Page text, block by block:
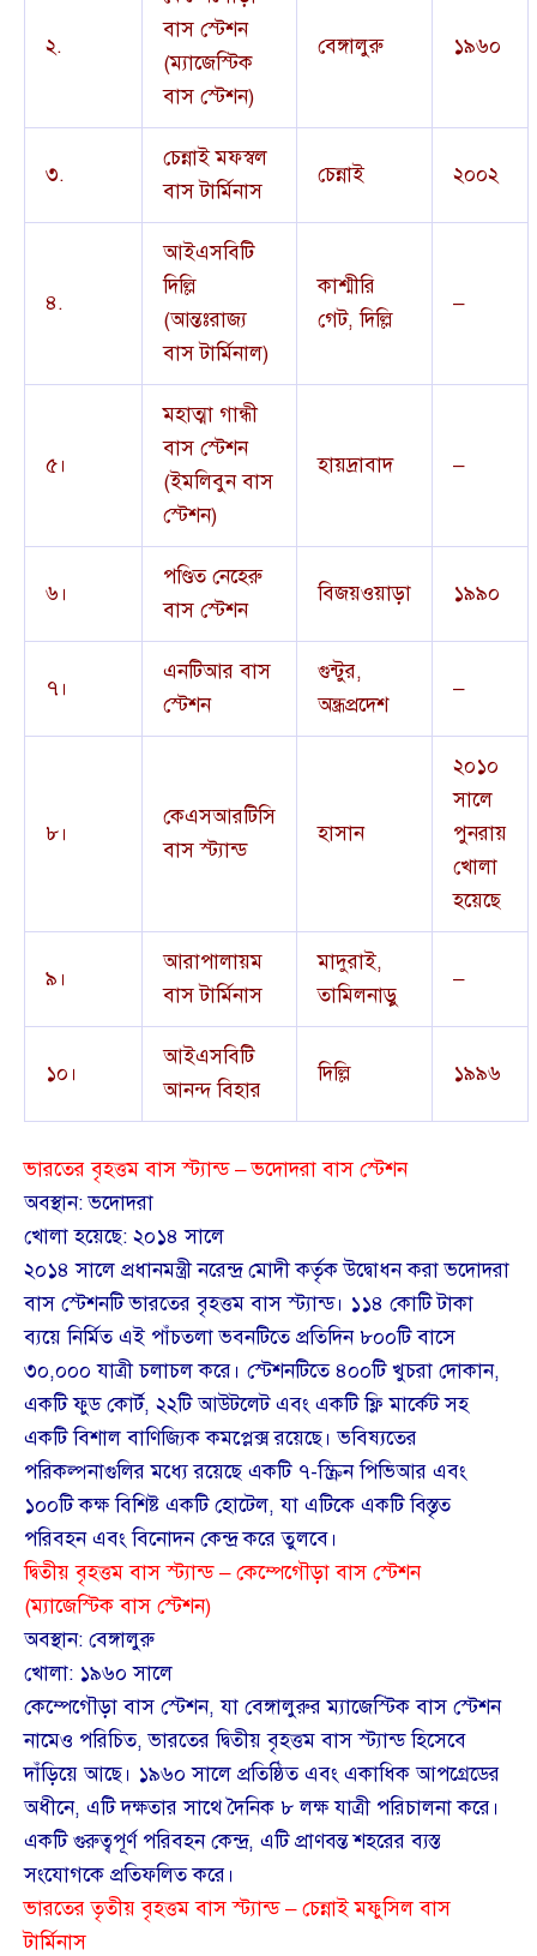
২.
বাস স্টেশন
(ম্যাজেস্টিক
বাস স্টেশন)
বেঙ্গালুরু ১৯৬০
৩.
চেন্নাই মফস্বল
বাস টার্মিনাস
চেন্নাই ২০০২
৪.
আইএসবিটি
দিল্লি
(আন্তঃরাজ্য
বাস টার্মিনাল)
কাশ্মীরি
গেট, দিল্লি
–
৫।
মহাত্মা গান্ধী
বাস স্টেশন
(ইমলিবুন বাস
স্টেশন)
হায়দ্রাবাদ –
৬।
পণ্ডিত নেহেরু
বাস স্টেশন
বিজয়ওয়াড়া ১৯৯০
৭।
এনটিআর বাস
স্টেশন
গুন্টুর,
অন্ধ্রপ্রদেশ
–
৮।
কেএসআরটিসি
বাস স্ট্যান্ড
হাসান
২০১০
সালে
পুনরায়
খোলা
হয়েছে
৯।
আরাপালায়ম
বাস টার্মিনাস
মাদুরাই,
তামিলনাড়ু
–
১০।
আইএসবিটি
আনন্দ বিহার
দিল্লি ১৯৯৬
ভারতের বৃহত্তম বাস স্ট্যান্ড – ভদোদরা বাস স্টেশন
অবস্থান: ভদোদরা
খোলা হয়েছে: ২০১৪ সালে
২০১৪ সালে প্রধানমন্ত্রী নরেন্দ্র মোদী কর্তৃক উদ্বোধন করা ভদোদরা
বাস স্টেশনটি ভারতের বৃহত্তম বাস স্ট্যান্ড। ১১৪ কোটি টাকা
ব্যয়ে নির্মিত এই পাঁচতলা ভবনটিতে প্রতিদিন ৮০০টি বাসে
৩০,০০০ যাত্রী চলাচল করে। স্টেশনটিতে ৪০০টি খুচরা দোকান,
একটি ফুড কোর্ট, ২২টি আউটলেট এবং একটি ফ্লি মার্কেট সহ
একটি বিশাল বাণিজ্যিক কমপ্লেক্স রয়েছে। ভবিষ্যতের
পরিকল্পনাগুলির মধ্যে রয়েছে একটি ৭-স্ক্রিন পিভিআর এবং
১০০টি কক্ষ বিশিষ্ট একটি হোটেল, যা এটিকে একটি বিস্তৃত
পরিবহন এবং বিনোদন কেন্দ্র করে তুলবে।
দ্বিতীয় বৃহত্তম বাস স্ট্যান্ড –কেম্পেগৌড়া বাস স্টেশন
(ম্যাজেস্টিক বাস স্টেশন)
অবস্থান: বেঙ্গালুরু
খোলা: ১৯৬০ সালে
কেম্পেগৌড়া বাস স্টেশন, যা বেঙ্গালুরুর ম্যাজেস্টিক বাস স্টেশন
নামেও পরিচিত, ভারতের দ্বিতীয় বৃহত্তম বাস স্ট্যান্ড হিসেবে
দাঁড়িয়ে আছে। ১৯৬০ সালে প্রতিষ্ঠিত এবং একাধিক আপগ্রেডের
অধীনে, এটি দক্ষতার সাথে দৈনিক ৮ লক্ষ যাত্রী পরিচালনা করে।
একটি গুরুত্বপূর্ণ পরিবহন কেন্দ্র, এটি প্রাণবন্ত শহরের ব্যস্ত
সংযোগকে প্রতিফলিত করে।
ভারতের তৃতীয় বৃহত্তম বাস স্ট্যান্ড – চেন্নাই মফুসিল বাস
টার্মিনাস